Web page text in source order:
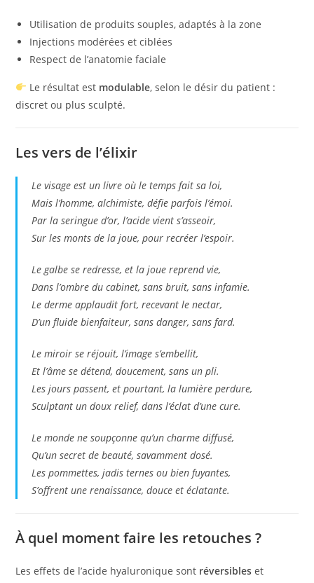
Utilisation de produits souples, adaptés à la zone
Injections modérées et ciblées
Respect de l’anatomie faciale
Le résultat est modulable, selon le désir du patient :
discret ou plus sculpté.
Les vers de l’élixir
Le visage est un livre où le temps fait sa loi,
Mais l’homme, alchimiste, défie parfois l’émoi.
Par la seringue d’or, l’acide vient s’asseoir,
Sur les monts de la joue, pour recréer l’espoir.
Le galbe se redresse, et la joue reprend vie,
Dans l’ombre du cabinet, sans bruit, sans infamie.
Le derme applaudit fort, recevant le nectar,
D’un fluide bienfaiteur, sans danger, sans fard.
Le miroir se réjouit, l’image s’embellit,
Et l’âme se détend, doucement, sans un pli.
Les jours passent, et pourtant, la lumière perdure,
Sculptant un doux relief, dans l’éclat d’une cure.
Le monde ne soupçonne qu’un charme diffusé,
Qu’un secret de beauté, savamment dosé.
Les pommettes, jadis ternes ou bien fuyantes,
S’offrent une renaissance, douce et éclatante.
À quel moment faire les retouches ?
Les effets de l’acide hyaluronique sont réversibles et